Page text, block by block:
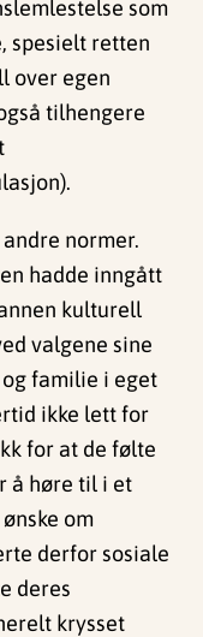
som
spesielt retten
over egen
tilhengere
normer.
hadde inngått
kulturell
valgene sine
familie i eget
ikke lett for
for at de følte
å høre til i et
om
derfor sosiale
deres
krysset